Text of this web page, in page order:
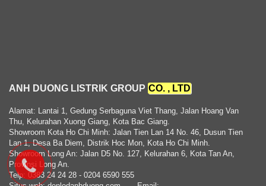
ANH DUONG LISTRIK GROUP CO. , LTD
Alamat: Lantai 1, Gedung Serbaguna Viet Thang, Jalan Hoang Van
Thu, Kelurahan Xuong Giang, Kota Bac Giang.
Showroom Kota Ho Chi Minh: Jalan Tien Lan 14 No. 46, Dusun Tien
Lan 1, Desa Ba Diem, Distrik Hoc Mon, Kota Ho Chi Minh.
Showroom Long An: Jalan D5 No. 127, Kelurahan 6, Kota Tan An,
Provinsi Long An.
Telp: 0383 24 24 28 - 0204 6590 555